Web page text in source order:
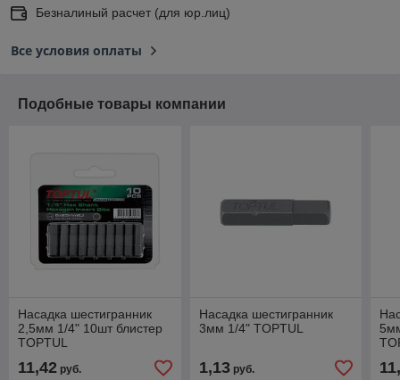
Безналиный расчет (для юр.лиц)
Все условия оплаты
Подобные товары компании
Насадка шестигранник
2,5мм 1/4" 10шт блистер
TOPTUL
11,42 руб.
Насадка шестигранник
3мм 1/4" TOPTUL
1,13руб.